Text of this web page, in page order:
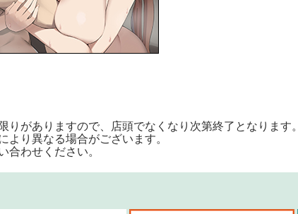
がありますので、店頭でなくなり次第終了となります。
り異なる場合がございます。
わせください。